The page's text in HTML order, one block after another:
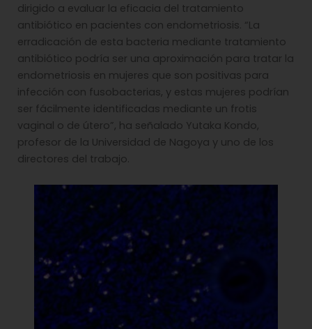
dirigido a evaluar la eficacia del tratamiento
antibiótico en pacientes con endometriosis. “La
erradicación de esta bacteria mediante tratamiento
antibiótico podría ser una aproximación para tratar la
endometriosis en mujeres que son positivas para
infección con fusobacterias, y estas mujeres podrían
ser fácilmente identificadas mediante un frotis
vaginal o de útero”, ha señalado Yutaka Kondo,
profesor de la Universidad de Nagoya y uno de los
directores del trabajo.